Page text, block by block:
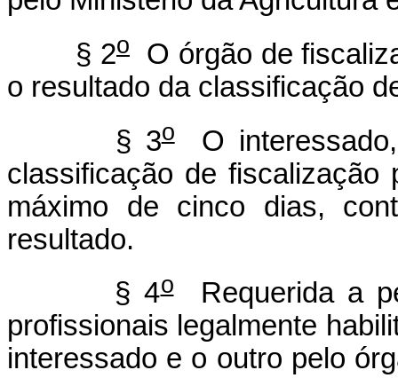
§ 2o
O órgão de
o resultado da classificação
§ 3oO interessado,
classificação de
máximo de cinco dias,
resultado.
§ 4oRequerida a
profissionais legalmente
interessado e o outro pelo